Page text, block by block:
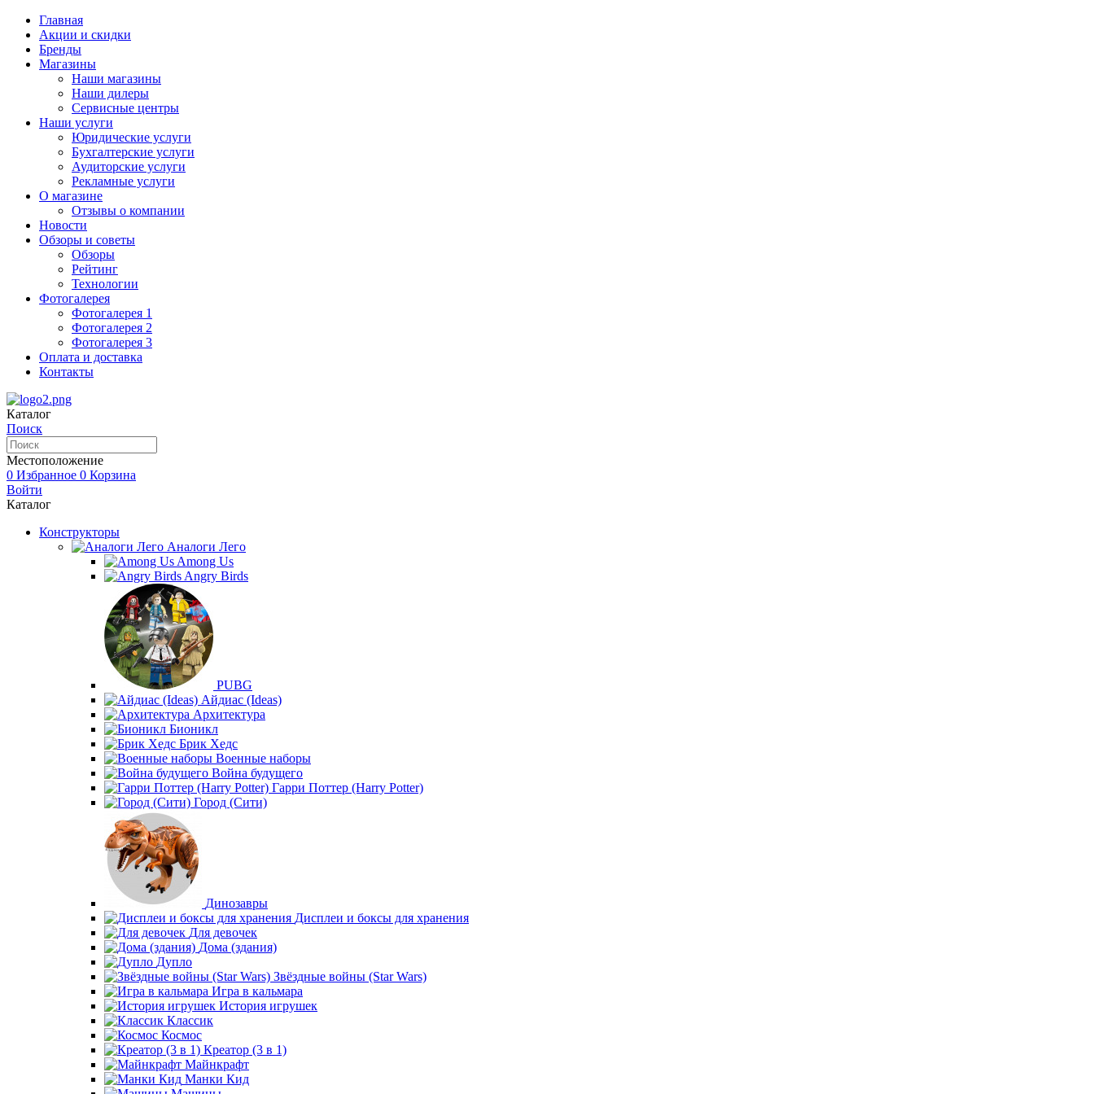
Главная
Акции и скидки
Бренды
Магазины
Наши магазины
Наши дилеры
Сервисные центры
Наши услуги
Юридические услуги
Бухгалтерские услуги
Аудиторские услуги
Рекламные услуги
О магазине
Отзывы о компании
Новости
Обзоры и советы
Обзоры
Рейтинг
Технологии
Фотогалерея
Фотогалерея 1
Фотогалерея 2
Фотогалерея 3
Оплата и доставка
Контакты
Каталог
Поиск
Местоположение
0 Избранное 0 Корзина
Войти
Каталог
Конструкторы
Аналоги Лего
Among Us
Angry Birds
PUBG
Айдиас (Ideas)
Архитектура
Бионикл
Брик Хедс
Военные наборы
Война будущего
Гарри Поттер (Harry Potter)
Город (Сити)
Динозавры
Дисплеи и боксы для хранения
Для девочек
Дома (здания)
Дупло
Звёздные войны (Star Wars)
Игра в кальмара
История игрушек
Классик
Космос
Креатор (3 в 1)
Майнкрафт
Манки Кид